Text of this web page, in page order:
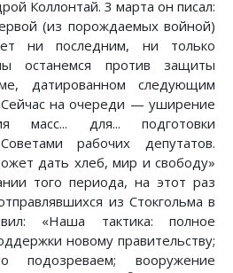
Коллонтай. 3 марта он писал:
(из порождаемых войной)
ни последним, ни только
останемся против защиты
датированном следующим
на очереди — уширение
масс... для... подготовки
рабочих депутатов.
дать хлеб, мир и свободу»
того периода, на этот раз
из Стокгольма в
«Наша тактика: полное
новому правительству;
подозреваем; вооружение